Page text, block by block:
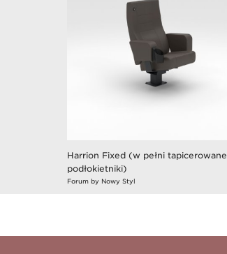
Harrion Fixed (w pełni tapicerowane
podłokietniki)
Forum by Nowy Styl